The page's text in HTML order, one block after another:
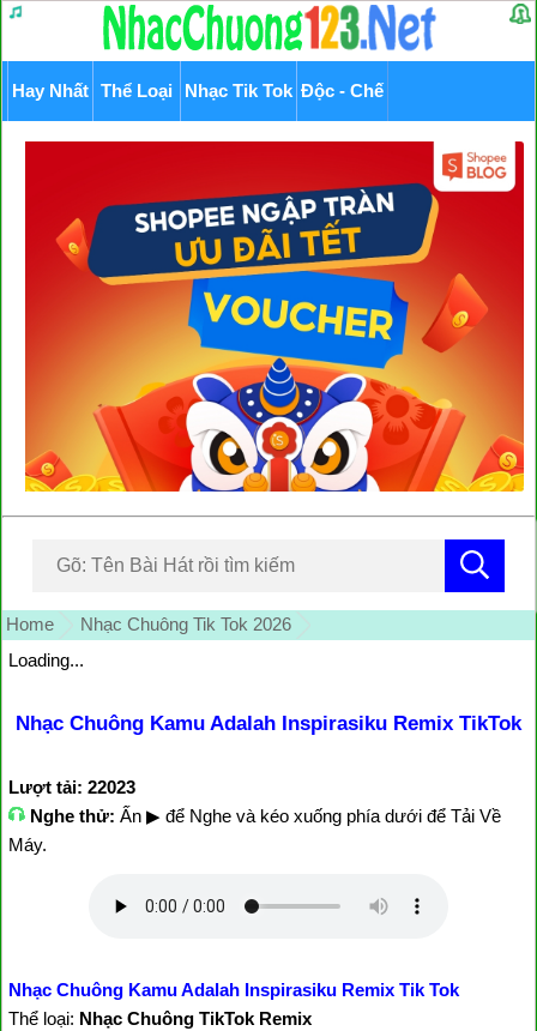
Hay Nhất Thể Loại Nhạc Tik Tok Độc - Chế
Home
Nhạc Chuông Tik Tok 2026
Loading...
Nhạc Chuông Kamu Adalah Inspirasiku Remix TikTok
Lượt tải: 22023
Nghe thử: Ấn ▶ để Nghe và kéo xuống phía dưới để Tải Về
Máy.
Nhạc Chuông Kamu Adalah Inspirasiku Remix Tik Tok
Thể loại: Nhạc Chuông TikTok Remix